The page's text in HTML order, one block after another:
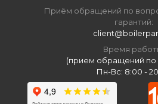
Приём обращений по
гарантий:
Время
(прием обращений по
Пн-Вс: 8:00 -